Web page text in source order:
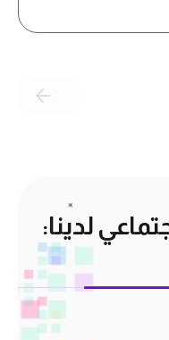
لدينا: